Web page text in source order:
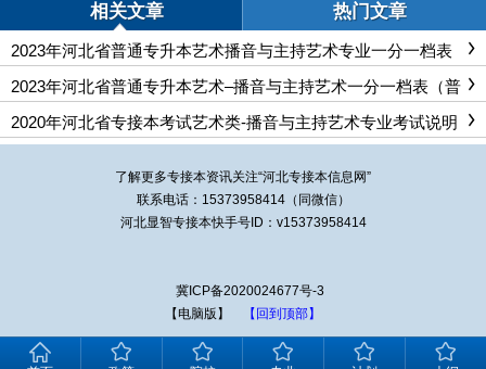
相关文章 热门文章
2023年河北省普通专升本艺术播音与主持艺术专业一分一档表
（退役大学生士兵）
2023年河北省普通专升本艺术–播音与主持艺术一分一档表（普
通考生)
2020年河北省专接本考试艺术类-播音与主持艺术专业考试说明
（普通话语音、播音发声、播音创作基础、面试）
了解更多专接本资讯关注“河北专接本信息网”
联系电话：15373958414（同微信）
河北显智专接本快手号ID：v15373958414
冀ICP备2020024677号-3
【电脑版】
【回到顶部】